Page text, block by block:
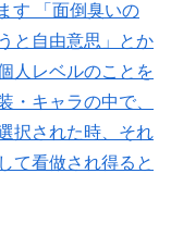
す 「面倒臭いの
と自由意思」とか
人レベルのことを
・キャラの中で、
択された時、それ
て看做され得ると